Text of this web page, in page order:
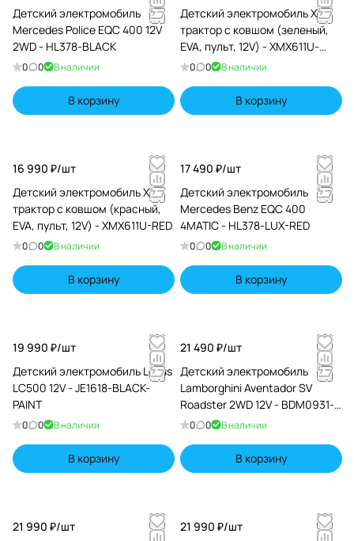
Детский электромобиль
Mercedes Police EQC 400 12V
2WD - HL378-BLACK
0 0 В наличии
В корзину
Детский электромобиль XMX
трактор с ковшом (зеленый,
EVA, пульт, 12V) - XMX611U-
GREEN
0 0 В наличии
В корзину
16 990 ₽/шт
Детский электромобиль XMX
трактор с ковшом (красный,
EVA, пульт, 12V) - XMX611U-RED
0 0 В наличии
В корзину
17 490 ₽/шт
Детский электромобиль
Mercedes Benz EQC 400
4MATIC - HL378-LUX-RED
0 0 В наличии
В корзину
19 990 ₽/шт
Детский электромобиль Lexus
LC500 12V - JE1618-BLACK-
PAINT
0 0 В наличии
В корзину
21 490 ₽/шт
Детский электромобиль
Lamborghini Aventador SV
Roadster 2WD 12V - BDM0931-
WHITE
0 0 В наличии
В корзину
21 990 ₽/шт
21 990 ₽/шт